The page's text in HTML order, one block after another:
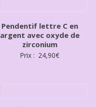
Pendentif lettre C en
argent avec oxyde de
zirconium
Prix : 24,90€